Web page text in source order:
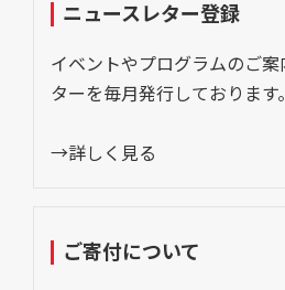
ニュースレター登録
イベントやプログラムのご
ターを毎月発行しております。
→詳しく見る
ご寄付について